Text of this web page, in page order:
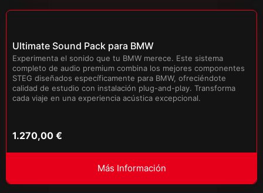
Ultimate Sound Pack para BMW
Experimenta el sonido que tu BMW merece. Este sistema
completo de audio premium combina los mejores componentes
STEG diseñados específicamente para BMW, ofreciéndote
calidad de estudio con instalación plug-and-play. Transforma
cada viaje en una experiencia acústica excepcional.
1.270,00 €
Más Información